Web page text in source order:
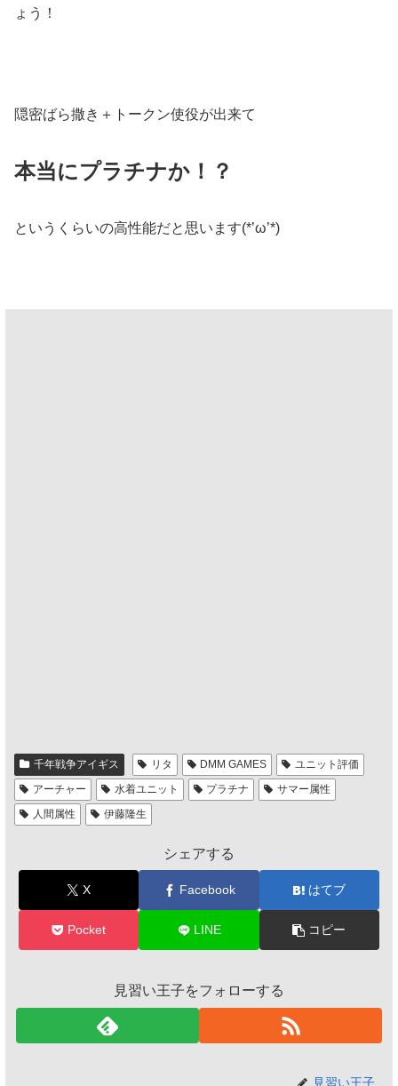
ょう！
隠密ばら撒き＋トークン使役が出来て
本当にプラチナか！？
というくらいの高性能だと思います(*’ω’*)
千年戦争アイギス リタ DMM GAMES
ユニット評価
アーチャー
水着ユニット プラチナ
サマー属性
人間属性
伊藤隆生
シェアする
X Facebook はてブ
Pocket LINE コピー
見習い王子をフォローする
見習い王子